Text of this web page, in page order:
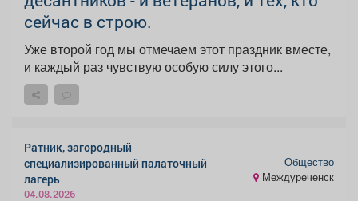
сейчас в строю.
Уже второй год мы отмечаем этот праздник вместе,
и каждый раз чувствую особую силу этого...
Ратник, загородный
специализированный палаточный
лагерь
04.08.2026
Общество
Междуреченск